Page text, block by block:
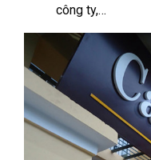
công ty,…